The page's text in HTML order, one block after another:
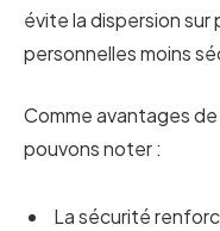
évite la dispersion
personnelles moins
Comme avantages
pouvons noter :
La sécurité